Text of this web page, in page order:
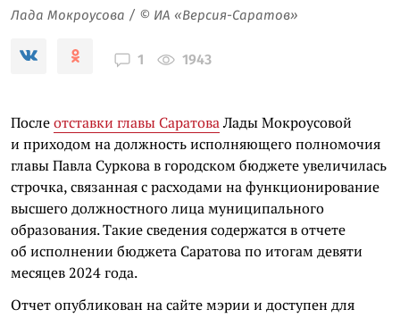
Лада Мокроусова / © ИА «Версия-Саратов»
1 1943
Послеотставки главы СаратоваЛады Мокроусовой
и приходом на должность исполняющего полномочия
главы Павла Суркова в городском бюджете увеличилась
строчка, связанная с расходами на функционирование
высшего должностного лица муниципального
образования. Такие сведения содержатся в отчете
об исполнении бюджета Саратова по итогам девяти
месяцев 2024 года.
Отчет опубликован на сайте мэрии и доступен для